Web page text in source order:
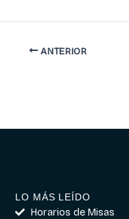
ANTERIOR
LO MÁS LEÍDO
Horarios de Misas